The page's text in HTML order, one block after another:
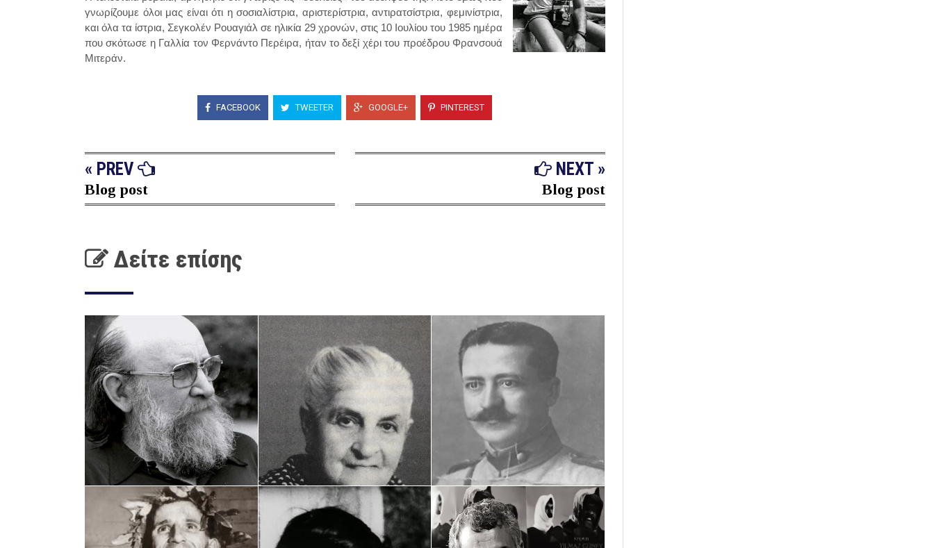
γνωρίζουμε όλοι μας είναι ότι η σοσιαλίστρια, αριστερίστρια, αντιρατσίστρια, φεμινίστρια,
και όλα τα ίστρια, Σεγκολέν Ρουαγιάλ σε ηλικία 29 χρονών, στις 10 Ιουλίου του 1985 ημέρα
που σκότωσε η Γαλλία τον Φερνάντο Περέιρα, ήταν το δεξί χέρι του προέδρου Φρανσουά
Μιτεράν.
FACEBOOK TWEETER GOOGLE+ PINTEREST
« PREV
Blog post
NEXT »
Blog post
Δείτε επίσης